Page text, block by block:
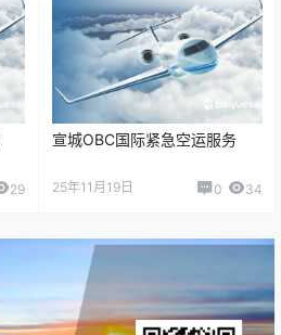
29
宣城OBC国际紧急空运服务
25年11月19日 0 34